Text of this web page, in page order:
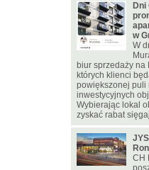
Dni
w
W
biur sprzedaży na
których klienci
powiększonej puli
inwestycyjnych
Wybierając lokal
zyskać rabat
CH